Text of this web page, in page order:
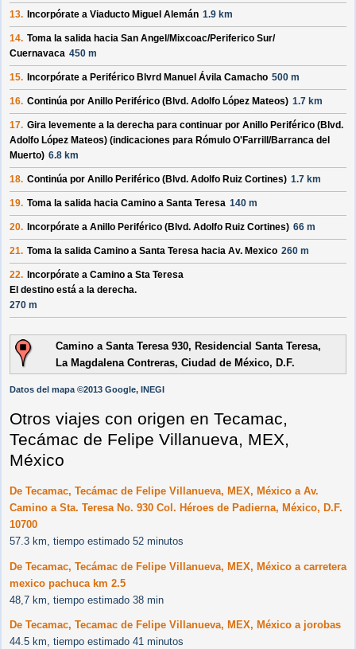
13. Incorpórate a Viaducto Miguel Alemán 1.9 km
14. Toma la salida hacia San Angel/Mixcoac/Periferico Sur/
Cuernavaca 450 m
15. Incorpórate a Periférico Blvrd Manuel Ávila Camacho 500 m
16. Continúa por Anillo Periférico (Blvd. Adolfo López Mateos) 1.7 km
17. Gira levemente a la derecha para continuar por Anillo Periférico (Blvd.
Adolfo López Mateos) (indicaciones para Rómulo O'Farrill/Barranca del
Muerto) 6.8 km
18. Continúa por Anillo Periférico (Blvd. Adolfo Ruiz Cortines) 1.7 km
19. Toma la salida hacia Camino a Santa Teresa 140 m
20. Incorpórate a Anillo Periférico (Blvd. Adolfo Ruiz Cortines) 66 m
21. Toma la salida Camino a Santa Teresa hacia Av. Mexico 260 m
22. Incorpórate a Camino a Sta Teresa
El destino está a la derecha.
270 m
Camino a Santa Teresa 930, Residencial Santa Teresa,
La Magdalena Contreras, Ciudad de México, D.F.
Datos del mapa ©2013 Google, INEGI
Otros viajes con origen en Tecamac,
Tecámac de Felipe Villanueva, MEX,
México
De Tecamac, Tecámac de Felipe Villanueva, MEX, México a Av.
Camino a Sta. Teresa No. 930 Col. Héroes de Padierna, México, D.F.
10700
57.3 km, tiempo estimado 52 minutos
De Tecamac, Tecámac de Felipe Villanueva, MEX, México a carretera
mexico pachuca km 2.5
48,7 km, tiempo estimado 38 min
De Tecamac, Tecamac de Felipe Villanueva, MEX, México a jorobas
44.5 km, tiempo estimado 41 minutos